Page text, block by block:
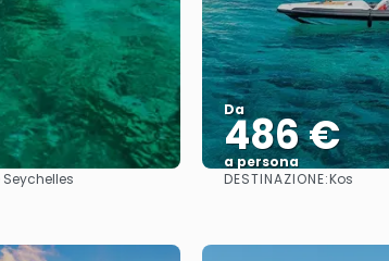
Seychelles
Da
486 €
a persona
Vedere
DESTINAZIONE:Kos